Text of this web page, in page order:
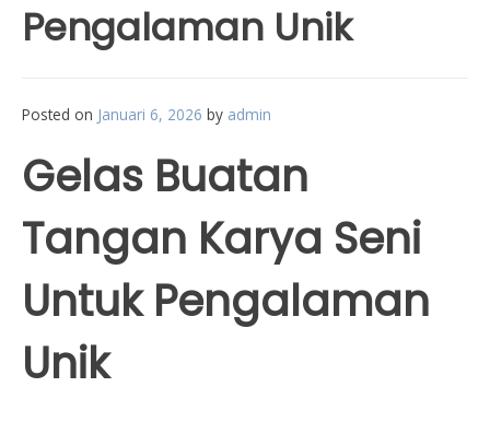
Pengalaman Unik
Posted on Januari 6, 2026 by admin
Gelas Buatan
Tangan Karya Seni
Untuk Pengalaman
Unik